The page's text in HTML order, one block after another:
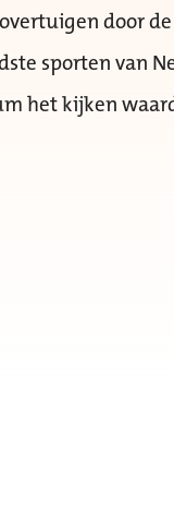
door
sporten van
het kijken